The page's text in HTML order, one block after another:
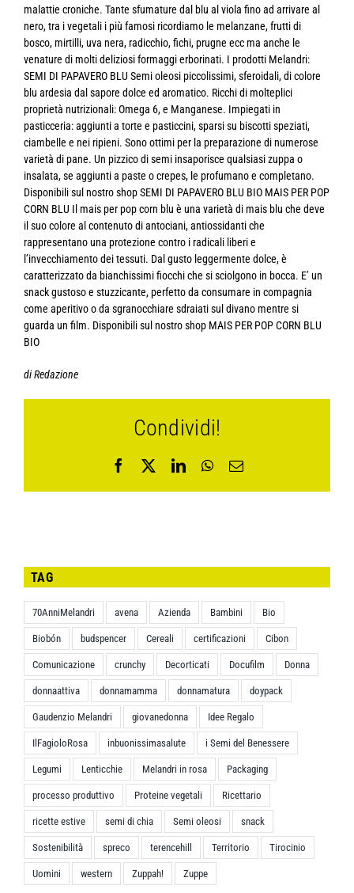
malattie croniche. Tante sfumature dal blu al viola fino ad arrivare al
nero, tra i vegetali i più famosi ricordiamo le melanzane, frutti di
bosco, mirtilli, uva nera, radicchio, fichi, prugne ecc ma anche le
venature di molti deliziosi formaggi erborinati. I prodotti Melandri:
SEMI DI PAPAVERO BLU Semi oleosi piccolissimi, sferoidali, di colore
blu ardesia dal sapore dolce ed aromatico. Ricchi di molteplici
proprietà nutrizionali: Omega 6, e Manganese. Impiegati in
pasticceria: aggiunti a torte e pasticcini, sparsi su biscotti speziati,
ciambelle e nei ripieni. Sono ottimi per la preparazione di numerose
varietà di pane. Un pizzico di semi insaporisce qualsiasi zuppa o
insalata, se aggiunti a paste o crepes, le profumano e completano.
Disponibili sul nostro shop SEMI DI PAPAVERO BLU BIO MAIS PER POP
CORN BLU Il mais per pop corn blu è una varietà di mais blu che deve
il suo colore al contenuto di antociani, antiossidanti che
rappresentano una protezione contro i radicali liberi e
l’invecchiamento dei tessuti. Dal gusto leggermente dolce, è
caratterizzato da bianchissimi fiocchi che si sciolgono in bocca. E’ un
snack gustoso e stuzzicante, perfetto da consumare in compagnia
come aperitivo o da sgranocchiare sdraiati sul divano mentre si
guarda un film. Disponibili sul nostro shop MAIS PER POP CORN BLU
BIO
di Redazione
Condividi!
Facebook
X LinkedInWhatsApp
Email
TAG
70AnniMelandri avena Azienda Bambini Bio
Biobón budspencer Cereali certificazioni Cibon
Comunicazione crunchy Decorticati Docufilm Donna
donnaattiva donnamamma donnamatura doypack
Gaudenzio Melandri giovanedonna Idee Regalo
IlFagioloRosa inbuonissimasalute i Semi del Benessere
Legumi Lenticchie Melandri in rosa Packaging
processo produttivo Proteine vegetali Ricettario
ricette estive semi di chia Semi oleosi snack
Sostenibilità spreco terencehill Territorio Tirocinio
Uomini western Zuppah! Zuppe